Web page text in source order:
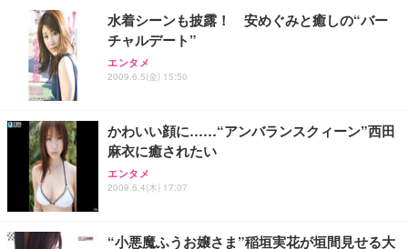
水着シーンも披露！ 安めぐみと癒しの“バー
チャルデート”
エンタメ
2009.6.5(金) 15:50
かわいい顔に……“アンバランスクィーン”西田
麻衣に癒されたい
エンタメ
2009.6.4(木) 17:07
“小悪魔ふうお嬢さま”稲垣実花が垣間見せる大